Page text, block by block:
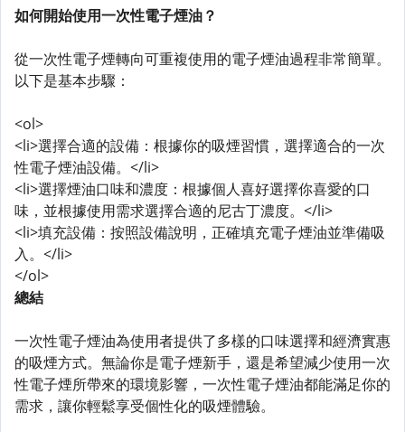
如何開始使用一次性電子煙油？
從一次性電子煙轉向可重複使用的電子煙油過程非常簡單。
以下是基本步驟：
<ol>
<li>選擇合適的設備：根據你的吸煙習慣，選擇適合的一次
性電子煙油設備。</li>
<li>選擇煙油口味和濃度：根據個人喜好選擇你喜愛的口
味，並根據使用需求選擇合適的尼古丁濃度。</li>
<li>填充設備：按照設備說明，正確填充電子煙油並準備吸
入。</li>
</ol>
總結
一次性電子煙油為使用者提供了多樣的口味選擇和經濟實惠
的吸煙方式。無論你是電子煙新手，還是希望減少使用一次
性電子煙所帶來的環境影響，一次性電子煙油都能滿足你的
需求，讓你輕鬆享受個性化的吸煙體驗。